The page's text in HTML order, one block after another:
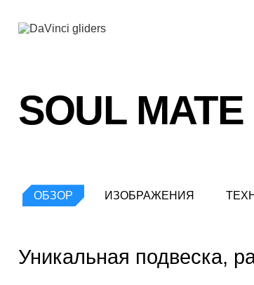
SOUL MATE
ОБЗОР ИЗОБРАЖЕНИЯ
Уникальная подвеска,